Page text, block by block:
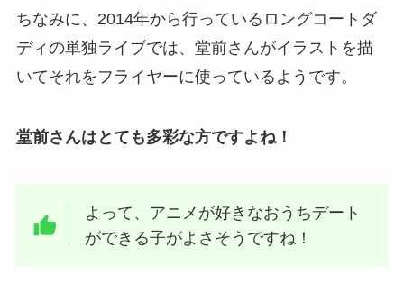
ちなみに、2014年から行っているロングコートダ
ディの単独ライブでは、堂前さんがイラストを描
いてそれをフライヤーに使っているようです。
堂前さんはとても多彩な方ですよね！
よって、アニメが好きなおうちデート
ができる子がよさそうですね！